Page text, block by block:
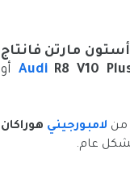
أستون مارتن فانتاج
AudiR8 V10
أو
من لامبورجيني هوراكان
عام.